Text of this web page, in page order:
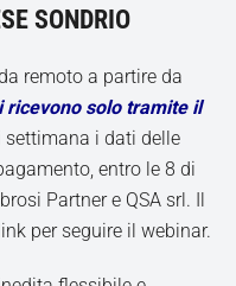
SONDRIO
remoto a partire da
ricevono solo tramite il
settimana i dati delle
entro le 8 di
Partner e QSA srl. Il
per seguire il webinar.